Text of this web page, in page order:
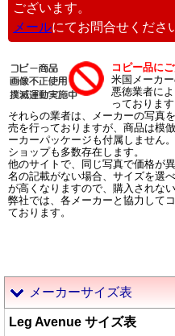
ございます。
メールにてお問合せくださ
コピー品に
米国メーカ
悪徳業者に
っております
それらの業者は、メーカーの写真
売を行っておりますが、商品は模
ーカーパッケージも付属しません
ショップも多数存在します。
他のサイトで、同じ写真で価格が
名の記載がない場合、サイズを選
が高くなりますので、購入されな
弊社では、各メーカーと協力して
ております。
メーカーサイズ表
Leg Avenue サイズ表